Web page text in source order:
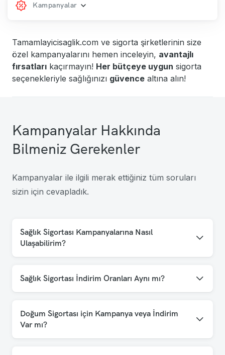
Kampanyalar
Tamamlayicisaglik.com ve sigorta şirketlerinin size
özel kampanyalarını hemen inceleyin, avantajlı
fırsatları kaçırmayın! Her bütçeye uygun sigorta
seçenekleriyle sağlığınızı güvence altına alın!
Kampanyalar Hakkında
Bilmeniz Gerekenler
Kampanyalar ile ilgili merak ettiğiniz tüm soruları
sizin için cevapladık.
Sağlık Sigortası Kampanyalarına Nasıl
Ulaşabilirim?
Sağlık Sigortası İndirim Oranları Aynı mı?
Doğum Sigortası için Kampanya veya İndirim
Var mı?